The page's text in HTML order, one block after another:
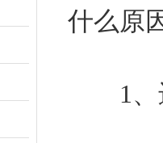
什么原
1、进